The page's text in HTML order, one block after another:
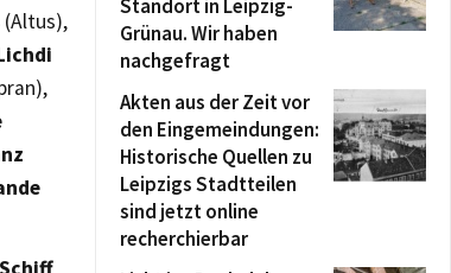
(Altus),
Standort in Leipzig-
Grünau. Wir haben
nachgefragt
Akten aus der Zeit vor
den Eingemeindungen:
Historische Quellen zu
Leipzigs Stadtteilen
sind jetzt online
recherchierbar